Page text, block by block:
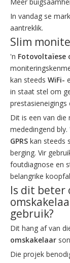
In vandag se
aantreklik.
Slim
'n Fotovoltaïese
kan steeds WiFi-
in staat stel om
prestasieneigings
Dit is een van
mededingend bly.
GPRS kan steeds
berging. Vir
foutdiagnose en
belangrike
Is dit beter
gebruik?
Dit hang af van
omskakelaar
Die projek